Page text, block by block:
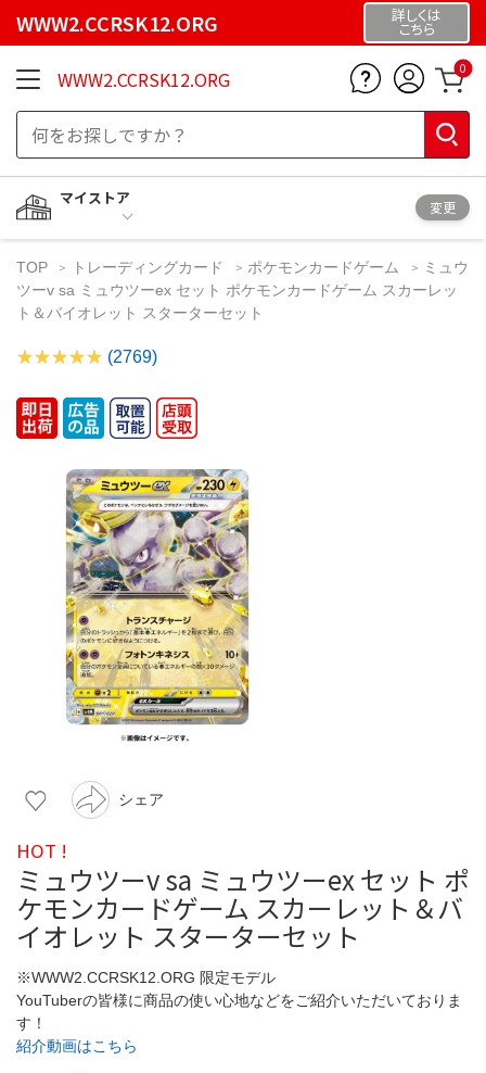
WWW2.CCRSK12.ORG 詳しくは
こちら
WWW2.CCRSK12.ORG 0
マイストア
変更
TOP トレーディングカード ポケモンカードゲーム
ミュウ
ツーv sa ミュウツーex セット ポケモンカードゲーム スカーレッ
ト＆バイオレット スターターセット
(2769)
シェア
HOT !
ミュウツーv sa ミュウツーex セット ポ
ケモンカードゲーム スカーレット＆バ
イオレット スターターセット
※WWW2.CCRSK12.ORG 限定モデル
YouTuberの皆様に商品の使い心地などをご紹介いただいておりま
す！
紹介動画はこちら